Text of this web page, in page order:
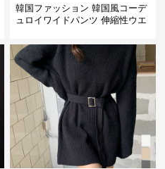
韓国ファッション 韓国風コーデ
ュロイワイドパンツ 伸縮性ウエ